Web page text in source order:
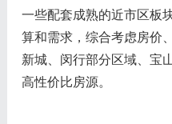
一些配套成熟的近市区板
算和需求，综合考虑房价
新城、闵行部分区域、宝
高性价比房源。